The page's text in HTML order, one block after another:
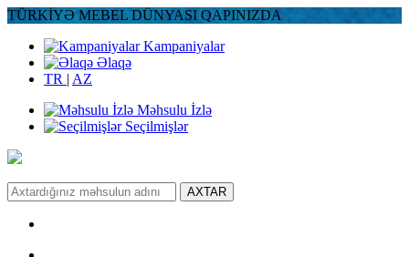
TÜRKİYƏ MEBEL DÜNYASI QAPINIZDA
Kampaniyalar
Əlaqə
TR | AZ
Məhsulu İzlə
Seçilmişlər
AXTAR